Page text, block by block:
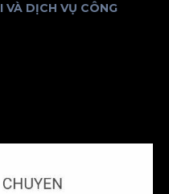
VÀ DỊCH VỤ CÔNG